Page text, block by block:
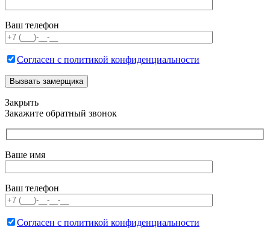
Ваш телефон
Согласен с политикой конфиденциальности
Закрыть
Закажите обратный звонок
Ваше имя
Ваш телефон
Согласен с политикой конфиденциальности